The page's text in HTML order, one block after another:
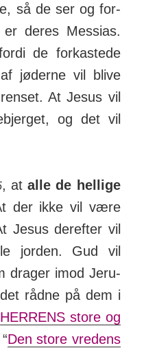
så de ser og for­
deres Mes­sias.
de for­kas­tede
jø­derne vil blive
At Jesus vil
og det vil
, atalle de hellige
der ikke vil være
Jesus der­efter vil
jorden. Gud vil
drager imod Jeru­
rådne på dem i
HER­RENS store og
Den store vre­dens